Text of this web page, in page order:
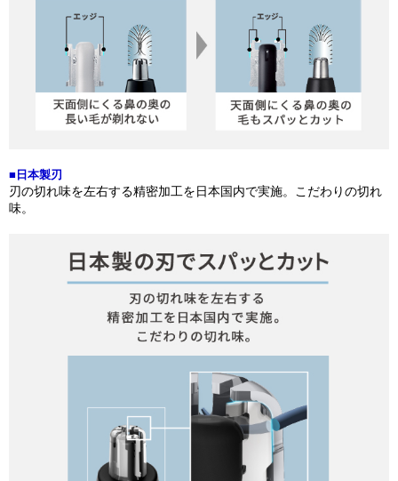
■日本製刃
刃の切れ味を左右する精密加工を日本国内で実施。こだわりの切れ
味。